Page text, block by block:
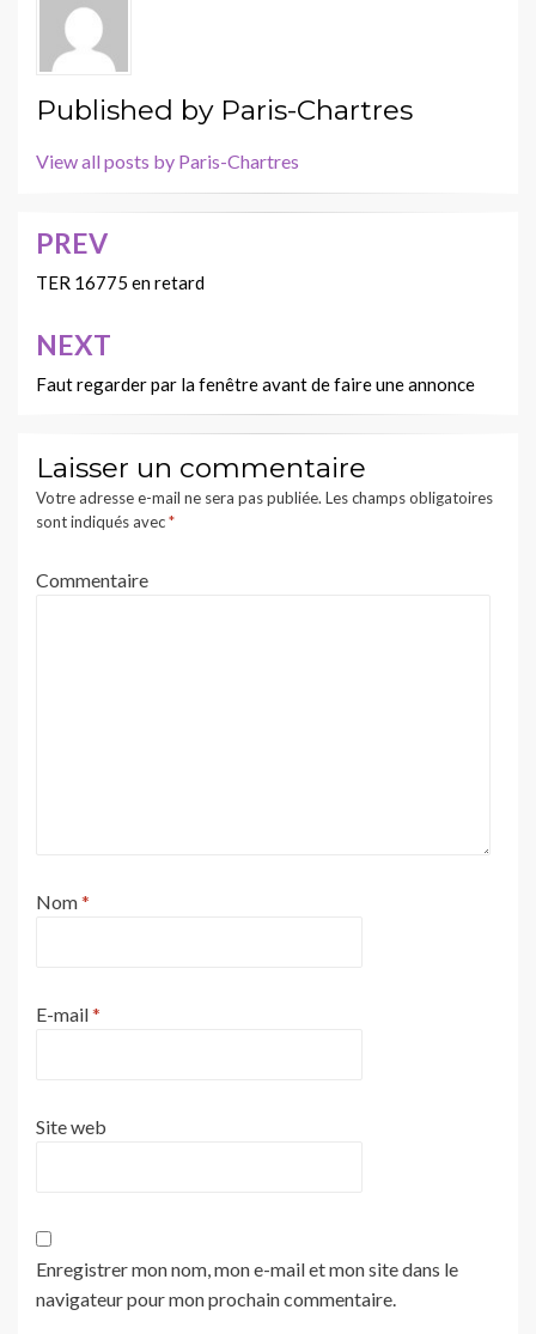
Published by Paris-Chartres
View all posts by Paris-Chartres
Navigation
de
l’article
PREV
TER 16775 en retard
NEXT
Faut regarder par la fenêtre avant de faire une annonce
Laisser un commentaire
Votre adresse e-mail ne sera pas publiée. Les champs obligatoires
sont indiqués avec*
Commentaire
Nom*
E-mail*
Site web
Enregistrer mon nom, mon e-mail et mon site dans le
navigateur pour mon prochain commentaire.